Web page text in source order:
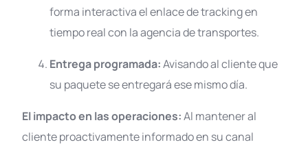
forma interactiva el enlace de tracking en
tiempo real con la agencia de transportes.
Entrega programada:Avisando al cliente que
su paquete se entregará ese mismo día.
El impacto en las operaciones:Al mantener al
cliente proactivamente informado en su canal